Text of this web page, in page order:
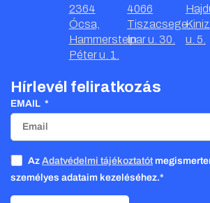
2364
Ócsa,
Hammerstein
Péter u. 1.
4066
Tiszacsege,
Ipar u. 30.
u. 5.
Hírlevél feliratkozás
EMAIL
Az Adatvédelmi tájékoztatót
személyes adataim kezeléséhez.*